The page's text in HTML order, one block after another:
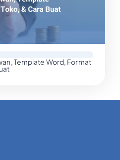
Template Word, Format